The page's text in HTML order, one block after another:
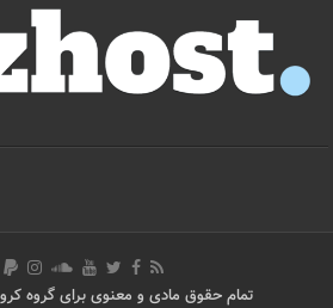
تمام حقوق مادی و معنوی برای گروه